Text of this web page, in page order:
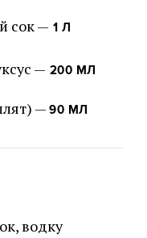
сок — 1 Л
— 200 МЛ
— 90 МЛ
водку